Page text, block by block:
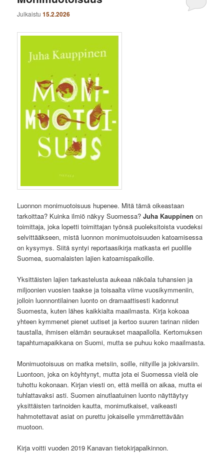
Julkaistu15.2.2026
Luonnon monimuotoisuus hupenee. Mitä tämä oikeastaan
tarkoittaa? Kuinka ilmiö näkyy Suomessa?Juha Kauppinen on
toimittaja, joka lopetti toimittajan työnsä puoleksitoista vuodeksi
selvittääkseen, mistä luonnon monimuotoisuuden katoamisessa
on kysymys. Siitä syntyi reportaasikirja matkasta eri puolille
Suomea, suomalaisten lajien katoamispaikoille.
Yksittäisten lajien tarkastelusta aukeaa näköala tuhansien ja
miljoonien vuosien taakse ja toisaalta viime vuosikymmeniin,
jolloin luonnontilainen luonto on dramaattisesti kadonnut
Suomesta, kuten lähes kaikkialta maailmasta. Kirja kokoaa
yhteen kymmenet pienet uutiset ja kertoo suuren tarinan niiden
taustalla, ihmisen elämän seuraukset maapallolla. Kertomuksen
tapahtumapaikkana on Suomi, mutta se puhuu koko maailmasta.
Monimuotoisuus on matka metsiin, soille, niityille ja jokivarsiin.
Luontoon, joka on köyhtynyt, mutta jota ei Suomessa vielä ole
tuhottu kokonaan. Kirjan viesti on, että meillä on aikaa, mutta ei
tuhlattavaksi asti. Suomen ainutlaatuinen luonto näyttäytyy
yksittäisten tarinoiden kautta, monimutkaiset, vaikeasti
hahmotettavat asiat on purettu jokaiselle ymmärrettävään
muotoon.
Kirja voitti vuoden 2019 Kanavan tietokirjapalkinnon.